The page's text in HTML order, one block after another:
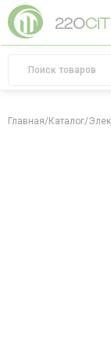
Главная/Каталог/